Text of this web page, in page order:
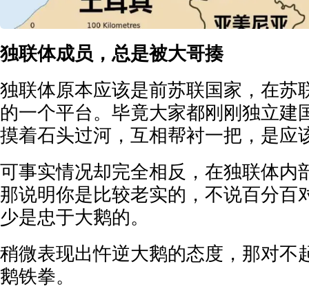
独联体成员，总是被大哥揍
独联体原本应该是前苏联国家，在苏
的一个平台。毕竟大家都刚刚独立建
摸着石头过河，互相帮衬一把，是应
可事实情况却完全相反，在独联体内
那说明你是比较老实的，不说百分百
少是忠于大鹅的。
稍微表现出忤逆大鹅的态度，那对不
鹅铁拳。